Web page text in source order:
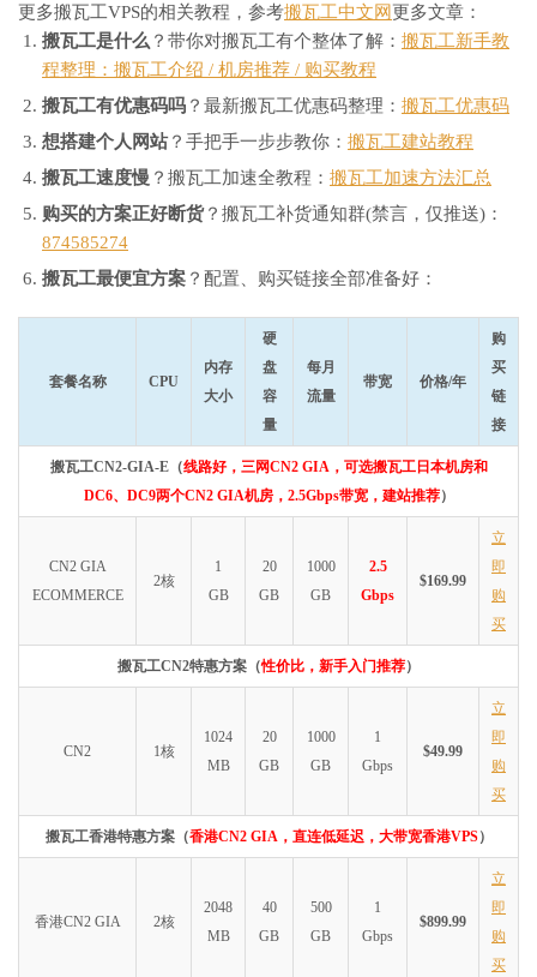
更多搬瓦工VPS的相关教程，参考搬瓦工中文网 更多文章：
搬瓦工是什么 ？带你对搬瓦工有个整体了解： 搬瓦工新手教
程整理：搬瓦工介绍 / 机房推荐 / 购买教程
搬瓦工有优惠码吗 ？最新搬瓦工优惠码整理： 搬瓦工优惠码
想搭建个人网站？手把手一步步教你： 搬瓦工建站教程
搬瓦工速度慢 ？搬瓦工加速全教程： 搬瓦工加速方法汇总
购买的方案正好断货？搬瓦工补货通知群(禁言，仅推送)：
874585274
搬瓦工最便宜方案 ？配置、购买链接全部准备好：
套餐名称 CPU
内存
大小
硬
盘
容
量
每月
流量
带宽 价格/年
购
买
链
接
搬瓦工CN2-GIA-E（线路好，三网CN2 GIA，可选搬瓦工日本机房和
DC6、DC9两个CN2 GIA机房，2.5Gbps带宽，建站推荐）
CN2 GIA
ECOMMERCE
2核
1
GB
20
GB
1000
GB
2.5
Gbps
$169.99
立
即
购
买
搬瓦工CN2特惠方案（性价比，新手入门推荐）
CN2 1核
1024
MB
20
GB
1000
GB
1
Gbps
$49.99
立
即
购
买
搬瓦工香港特惠方案（香港CN2 GIA，直连低延迟，大带宽香港VPS）
香港CN2 GIA 2核
2048
MB
40
GB
500
GB
1
Gbps
$899.99
立
即
购
买